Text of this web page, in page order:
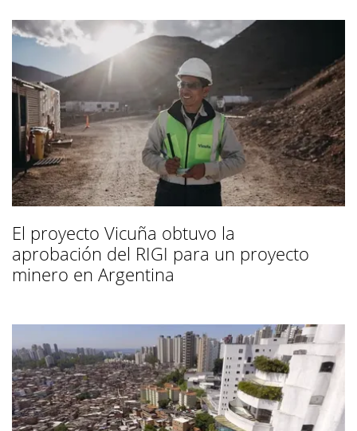
El proyecto Vicuña obtuvo la
aprobación del RIGI para un proyecto
minero en Argentina